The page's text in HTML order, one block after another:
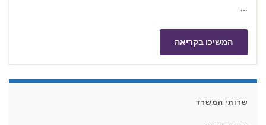
…
המשיכו בקריאה
שרותי המשרד